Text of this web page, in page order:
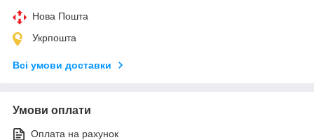
Нова Пошта
Укрпошта
Всі умови доставки
Умови оплати
Оплата на рахунок